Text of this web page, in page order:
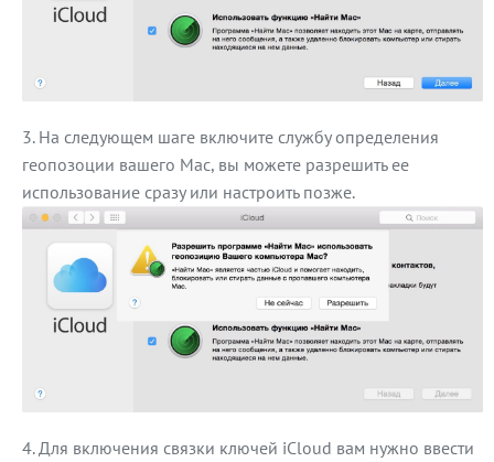
На следующем шаге включите службу определения
геопозоции вашего Mac, вы можете разрешить ее
использование сразу или настроить позже.
Для включения связки ключей iCloud вам нужно ввести